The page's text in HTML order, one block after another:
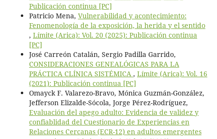
Publicación continua [PC]
Patricio Mena, Vulnerabilidad y acontecimiento:
Fenomenología de la exposición, la herida y el sentido
, Límite (Arica): Vol. 20 (2025): Publicación continua
[PC]
José Carreón Catalán, Sergio Padilla Garrido,
CONSIDERACIONES GENEALÓGICAS PARA LA
PRÁCTICA CLÍNICA SISTÉMICA , Límite (Arica): Vol. 16
(2021): Publicación continua [PC]
Omayck F. Valarezo-Bravo, Mónica Guzmán-González,
Jefferson Elizalde-Sócola, Jorge Pérez-Rodríguez,
Evaluación del apego adulto: Evidencia de validez y
confiablidad del Cuestionario de Experiencias en
Relaciones Cercanas (ECR-12) en adultos emergentes